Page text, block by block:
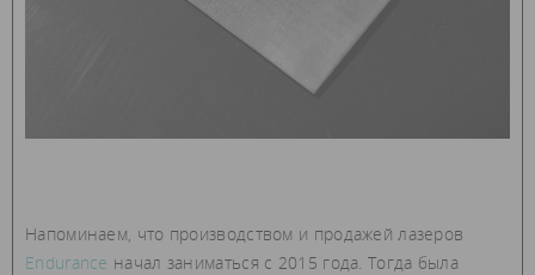
Напоминаем, что производством и продажей лазеров
Endurance начал заниматься с 2015 года. Тогда была